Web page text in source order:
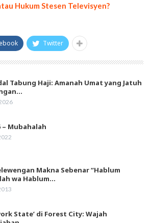
Hukum Stesen Televisyen?
Twitter
Tabung Haji: Amanah Umat yang Jatuh
– Mubahalah
Makna Sebenar “Hablum
wa Hablum…
State’ di Forest City: Wajah